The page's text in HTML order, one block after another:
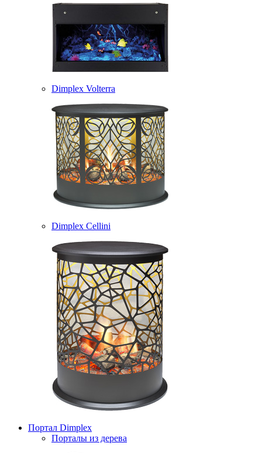
Dimplex Volterra
Dimplex Cellini
Портал Dimplex
Порталы из дерева